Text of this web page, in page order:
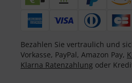
Bezahlen Sie vertraulich und
Vorkasse, PayPal, Amazon Pay,
Klarna Ratenzahlung oder